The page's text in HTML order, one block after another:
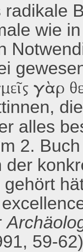
radikale
wie
γὰρ
alles
2.
59-